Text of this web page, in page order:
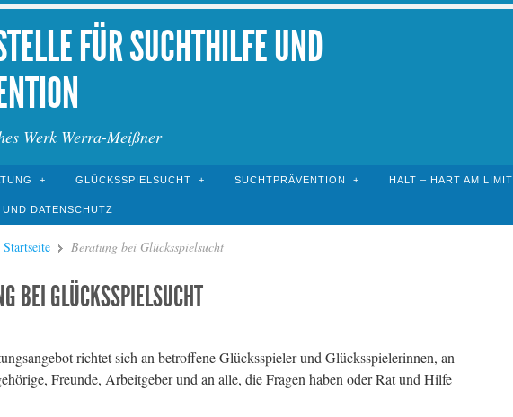
FÜR SUCHTHILFE UND
Werk Werra-Meißner
GLÜCKSSPIELSUCHT SUCHTPRÄVENTION HALT – HART AM LIMIT
UND DATENSCHUTZ
Startseite Beratung bei Glücksspielsucht
BEI GLÜCKSSPIELSUCHT
richtet sich an betroffene Glücksspieler und Glücksspielerinnen, an
Freunde, Arbeitgeber und an alle, die Fragen haben oder Rat und Hilfe